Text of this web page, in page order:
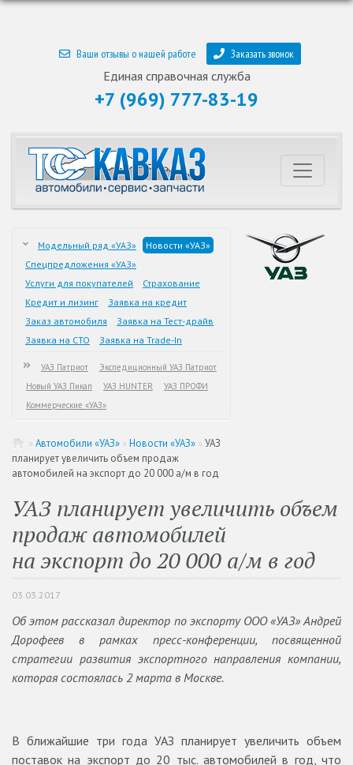
Ваши отзывы о нашей работе Заказать звонок
Единая справочная служба
+7 (969) 777-83-19
Модельный ряд «УАЗ»
Новости «УАЗ»
Спецпредложения «УАЗ»
Услуги для покупателей
Страхование
Кредит и лизинг
Заявка на кредит
Заказ автомобиля
Заявка на Тест-драйв
Заявка на СТО
Заявка на Trade-In
УАЗ Патриот
Экспедиционный УАЗ Патриот
Новый УАЗ Пикап
УАЗ HUNTER
УАЗ ПРОФИ
Коммерческие «УАЗ»
» Автомобили «УАЗ» » Новости «УАЗ» » УАЗ
планирует увеличить объем продаж
автомобилей на экспорт до 20 000 а/м в год
УАЗ планирует увеличить объем
продаж автомобилей
на экспорт до 20 000 а/м в год
03.03.2017
Об этом рассказал директор по экспорту ООО «УАЗ» Андрей
Дорофеев в рамках пресс-конференции, посвященной
стратегии развития экспортного направления компании,
которая состоялась 2 марта в Москве.
В ближайшие три года УАЗ планирует увеличить объем
поставок на экспорт до 20 тыс. автомобилей в год, что